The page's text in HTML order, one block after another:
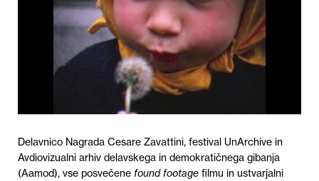
Delavnico Nagrada Cesare Zavattini, festival UnArchive in
Avdiovizualni arhiv delavskega in demokratičnega gibanja
(Aamod), vse posvečene found footage filmu in ustvarjalni